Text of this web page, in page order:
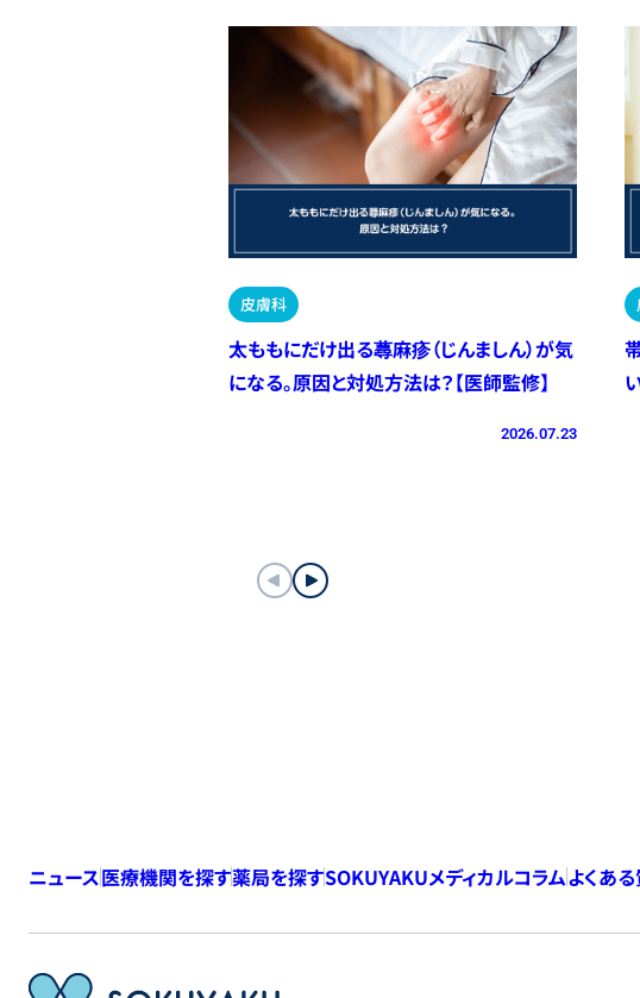
皮膚科
太ももにだけ出る蕁麻疹（じんましん）が気
になる。原因と対処方法は？【医師監修】
2026.07.23
ニュース医療機関を探す薬局を探すSOKUYAKUメディカルコラムよくあ